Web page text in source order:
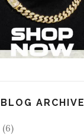
BLOG ARCHIVE
(6)